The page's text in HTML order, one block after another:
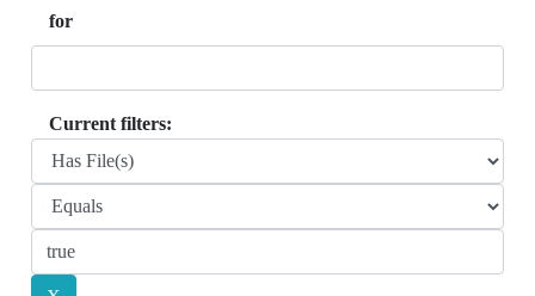
for
Current filters: